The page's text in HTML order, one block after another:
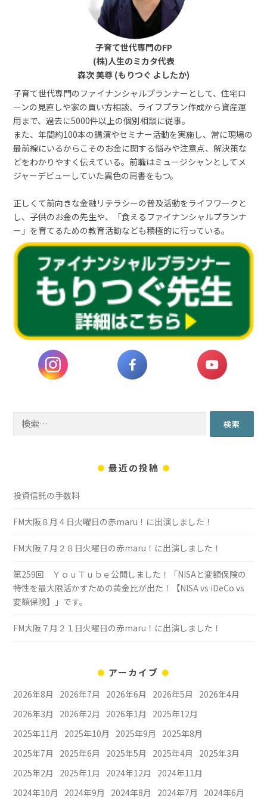
子育て世代専門のFP
(株)人生のミカタ代表
森次 美尊 (もりつぐ よしたか)
子育て世代専門のファイナンシャルプランナーとして、住宅ロ
ーンの見直しや家の買い方相談、ライフプラン作成から資産運
用まで、過去に5000件以上の個別相談に従事。
また、年間約100本の講演やセミナー活動を実施し、常に現場の
最前線にいるからこそのお金に関する悩みや注意点、解決策な
どをわかりやすく伝えている。前職はミュージシャンとしてメ
ジャーデビューしていた異色の肩書をもつ。
正しくて前向きな金融リテラシーの普及活動をライフワークと
し、子供のお金の先生や、「食えるファイナンシャルプランナ
ー」を育てるための教育活動なども積極的に行っている。
索:
最近の投稿
投資信託の手数料
FM大阪８月４日火曜日の赤maru！に出演しました！
FM大阪７月２８日火曜日の赤maru！に出演しました！
第259回 ＹｏｕＴｕｂｅ公開しました！「NISAと変額保険の
特性を最大限活かすための黄金比が出た！【NISA vs iDeCo vs
変額保険】」です。
FM大阪７月２１日火曜日の赤maru！に出演しました！
アーカイブ
2026年8月 2026年7月 2026年6月 2026年5月
2026年4月
2026年3月
2026年2月 2026年1月
2025年12月
2025年11月
2025年10月 2025年9月
2025年8月
2025年7月
2025年6月 2025年5月 2025年4月
2025年3月
2025年2月
2025年1月 2024年12月
2024年11月
2024年10月
2024年9月 2024年8月 2024年7月
2024年6月